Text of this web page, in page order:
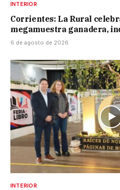
INTERIOR
Corrientes: La Rural
megamuestra ganadera,
6 de agosto de 2026
INTERIOR